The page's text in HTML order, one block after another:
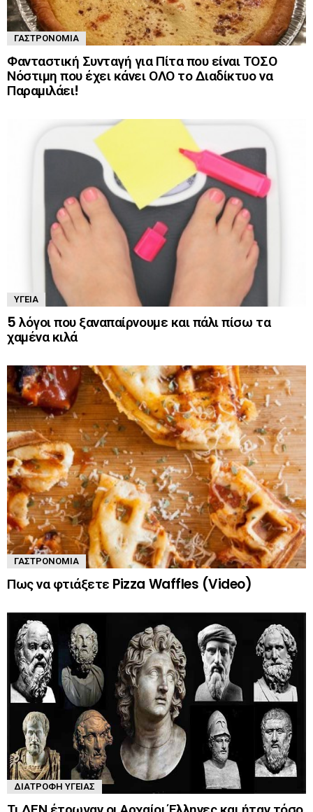
ΓΑΣΤΡΟΝΟΜΊΑ
Φανταστική Συνταγή για Πίτα που είναι ΤΟΣΟ
Νόστιμη που έχει κάνει ΟΛΟ το Διαδίκτυο να
Παραμιλάει!
ΥΓΕΊΑ
5 λόγοι που ξαναπαίρνουμε και πάλι πίσω τα
χαμένα κιλά
ΓΑΣΤΡΟΝΟΜΊΑ
Πως να φτιάξετε Pizza Waffles (Video)
ΔΙΑΤΡΟΦΉ ΥΓΕΊΑΣ